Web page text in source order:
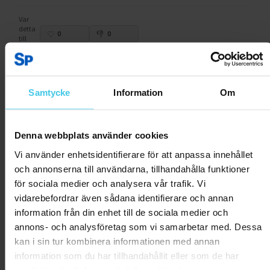
Samtycke Information Om
Denna webbplats använder cookies
Vi använder enhetsidentifierare för att anpassa innehållet
och annonserna till användarna, tillhandahålla funktioner
för sociala medier och analysera vår trafik. Vi
vidarebefordrar även sådana identifierare och annan
information från din enhet till de sociala medier och
annons- och analysföretag som vi samarbetar med. Dessa
kan i sin tur kombinera informationen med annan
information som du har tillhandahållit eller som de har
Var
detta
till
0 0
detta
hjälp?
0 0
Rapportera som olämplig
Sofi L. 31.07.2024
Bra band att ha med på sina träningspass
Var